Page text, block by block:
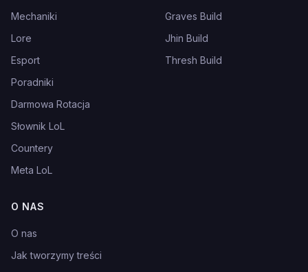
Mechaniki
Lore
Esport
Poradniki
Darmowa Rotacja
Słownik LoL
Countery
Meta LoL
Graves Build
Jhin Build
Thresh Build
O NAS
O nas
Jak tworzymy treści